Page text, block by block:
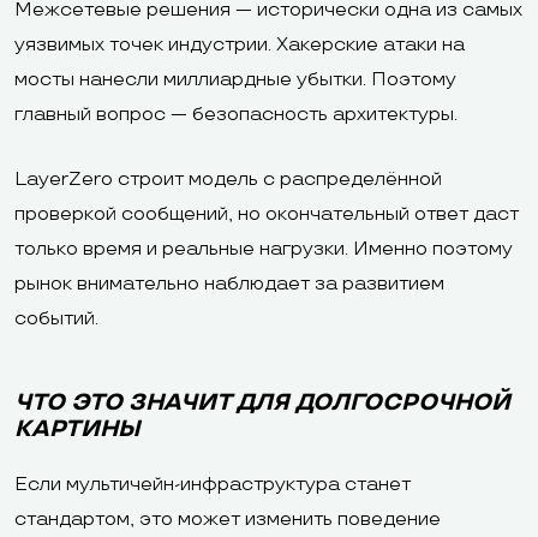
Межсетевые решения — исторически одна из самых
уязвимых точек индустрии. Хакерские атаки на
мосты нанесли миллиардные убытки. Поэтому
главный вопрос — безопасность архитектуры.
LayerZero строит модель с распределённой
проверкой сообщений, но окончательный ответ даст
только время и реальные нагрузки. Именно поэтому
рынок внимательно наблюдает за развитием
событий.
ЧТО ЭТО ЗНАЧИТ ДЛЯ ДОЛГОСРОЧНОЙ
КАРТИНЫ
Если мультичейн-инфраструктура станет
стандартом, это может изменить поведение